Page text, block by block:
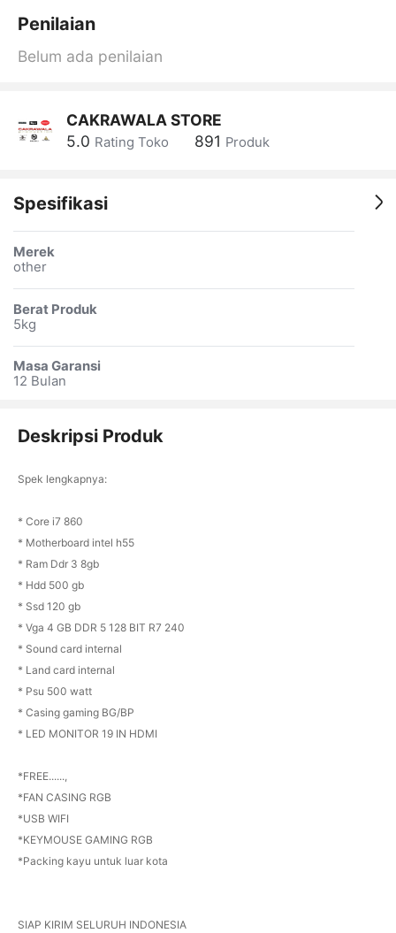
Penilaian
Belum ada penilaian
CAKRAWALA STORE
5.0 Rating Toko 891 Produk
Spesifikasi
Merek
other
Berat Produk
5kg
Masa Garansi
12 Bulan
Deskripsi Produk
Spek lengkapnya:
* Core i7 860
* Motherboard intel h55
* Ram Ddr 3 8gb
* Hdd 500 gb
* Ssd 120 gb
* Vga 4 GB DDR 5 128 BIT R7 240
* Sound card internal
* Land card internal
* Psu 500 watt
* Casing gaming BG/BP
* LED MONITOR 19 IN HDMI
*FREE......,
*FAN CASING RGB
*USB WIFI
*KEYMOUSE GAMING RGB
*Packing kayu untuk luar kota
SIAP KIRIM SELURUH INDONESIA